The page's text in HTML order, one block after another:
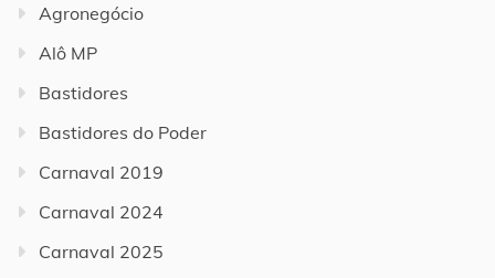
Agronegócio
Alô MP
Bastidores
Bastidores do Poder
Carnaval 2019
Carnaval 2024
Carnaval 2025